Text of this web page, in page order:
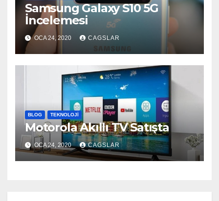
Samsung Galaxy S10 5G
İncelemesi
OCA 24, 2020 CAGSLAR
BLOG TEKNOLOJI
Motorola Akıllı TV Satışta
OCA 24, 2020 CAGSLAR